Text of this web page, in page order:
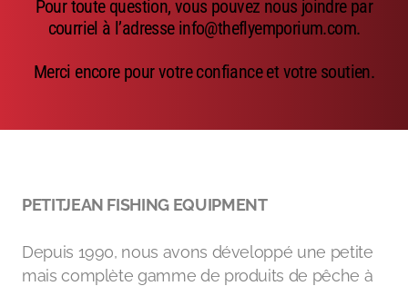
Pour toute question, vous pouvez nous joindre par
courriel à l’adresse info@theflyemporium.com.
Merci encore pour votre confiance et votre soutien.
PETITJEAN FISHING EQUIPMENT
Depuis 1990, nous avons développé une petite
mais complète gamme de produits de pêche à
Emerger
Accessoires de pêche